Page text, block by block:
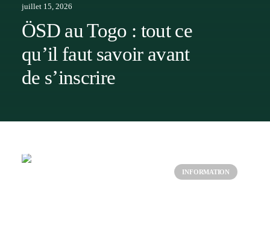
juillet 15, 2026
ÖSD au Togo : tout ce
qu’il faut savoir avant
de s’inscrire
INFORMATION